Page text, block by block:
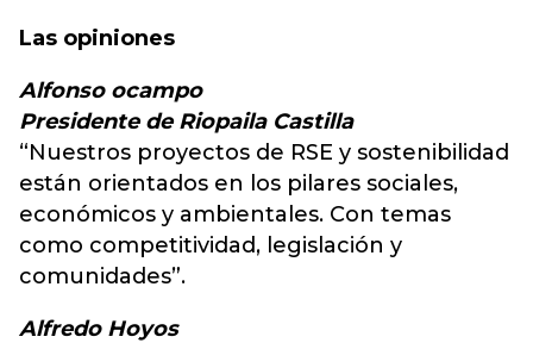
Las opiniones
Alfonso ocampo
Presidente de Riopaila Castilla
“Nuestros proyectos de RSE y sostenibilidad
están orientados en los pilares sociales,
económicos y ambientales. Con temas
como competitividad, legislación y
comunidades”.
Alfredo Hoyos